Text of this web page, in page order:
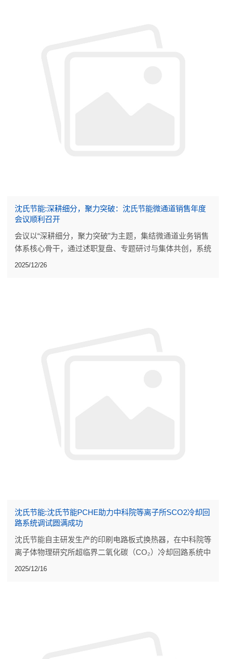
沈氏节能:深耕细分，聚力突破：沈氏节能微通道销售年度
会议顺利召开
会议以“深耕细分，聚力突破”为主题，集结微通道业务销售
体系核心骨干，通过述职复盘、专题研讨与集体共创，系统
梳理全年工作，明确来年方向，为2026年销售工作的开展
2025/12/26
沈氏节能:沈氏节能PCHE助力中科院等离子所SCO2冷却回
路系统调试圆满成功
沈氏节能自主研发生产的印刷电路板式换热器，在中科院等
离子体物理研究所超临界二氧化碳（CO₂）冷却回路系统中
顺利完成全流程调试，各项关键性能指标均达到设计要求。
2025/12/16